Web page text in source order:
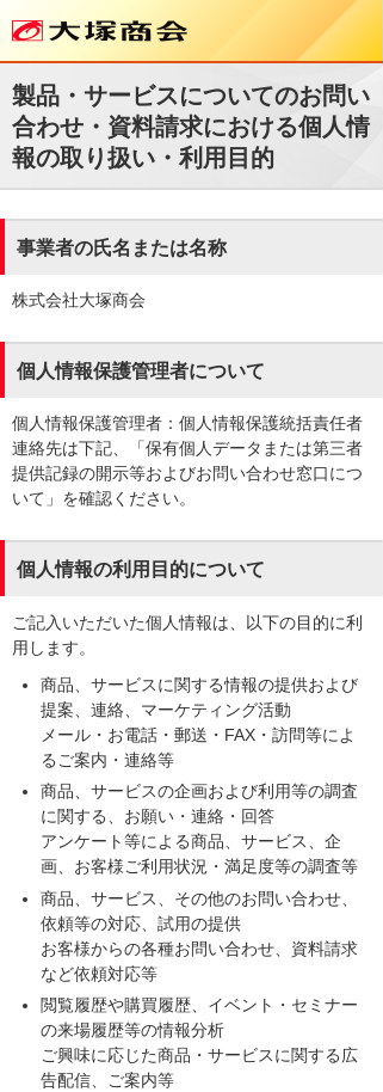
製品・サービスについてのお問い
合わせ・資料請求における個人情
報の取り扱い・利用目的
事業者の氏名または名称
株式会社大塚商会
個人情報保護管理者について
個人情報保護管理者：個人情報保護統括責任者
連絡先は下記、「保有個人データまたは第三者
提供記録の開示等およびお問い合わせ窓口につ
いて」を確認ください。
個人情報の利用目的について
ご記入いただいた個人情報は、以下の目的に利
用します。
商品、サービスに関する情報の提供および
提案、連絡、マーケティング活動
メール・お電話・郵送・FAX・訪問等によ
るご案内・連絡等
商品、サービスの企画および利用等の調査
に関する、お願い・連絡・回答
アンケート等による商品、サービス、企
画、お客様ご利用状況・満足度等の調査等
商品、サービス、その他のお問い合わせ、
依頼等の対応、試用の提供
お客様からの各種お問い合わせ、資料請求
など依頼対応等
閲覧履歴や購買履歴、イベント・セミナー
の来場履歴等の情報分析
ご興味に応じた商品・サービスに関する広
告配信、ご案内等